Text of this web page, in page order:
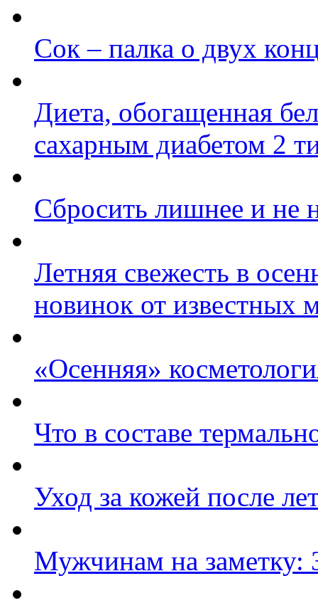
Сок – палка о двух
Диета, обогащенная
сахарным диабетом 2
Сбросить лишнее и не
Летняя свежесть в
новинок от известных
«Осенняя»
Что в составе
Уход за кожей после
Мужчинам на заметку: